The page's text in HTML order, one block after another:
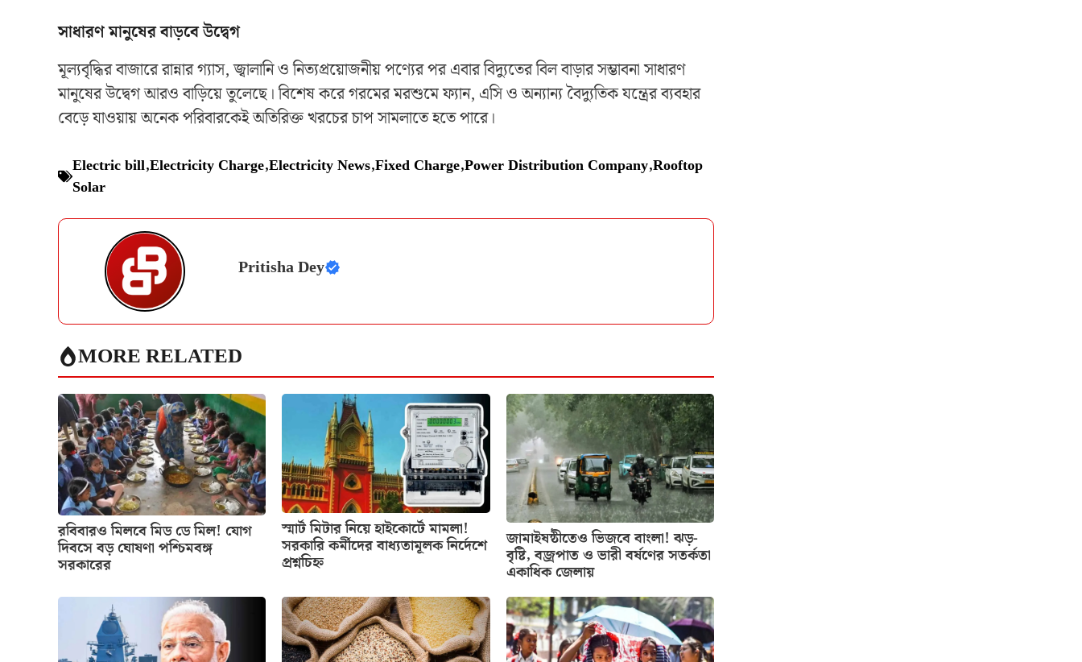
সাধারণ মানুষের বাড়বে উদ্বেগ
মূল্যবৃদ্ধির বাজারে রান্নার গ্যাস, জ্বালানি ও নিত্যপ্রয়োজনীয় পণ্যের পর এবার বিদ্যুতের বিল বাড়ার সম্ভাবনা সাধারণ
মানুষের উদ্বেগ আরও বাড়িয়ে তুলেছে। বিশেষ করে গরমের মরশুমে ফ্যান, এসি ও অন্যান্য বৈদ্যুতিক যন্ত্রের ব্যবহার
বেড়ে যাওয়ায় অনেক পরিবারকেই অতিরিক্ত খরচের চাপ সামলাতে হতে পারে।
Electric bill,Electricity Charge,Electricity News,Fixed Charge,Power Distribution Company,Rooftop
Solar
Pritisha Dey
MORE RELATED
রবিবারও মিলবে মিড ডে মিল! যোগ
দিবসে বড় ঘোষণা পশ্চিমবঙ্গ
সরকারের
স্মার্ট মিটার নিয়ে হাইকোর্টে মামলা!
সরকারি কর্মীদের বাধ্যতামূলক নির্দেশে
প্রশ্নচিহ্ন
জামাইষষ্ঠীতেও ভিজবে বাংলা! ঝড়-
বৃষ্টি, বজ্রপাত ও ভারী বর্ষণের সতর্কতা
একাধিক জেলায়